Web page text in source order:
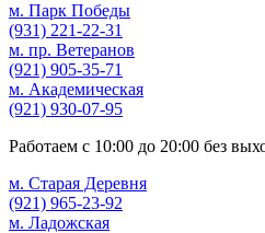
м. Парк Победы
(931) 221-22-31
м. пр. Ветеранов
(921) 905-35-71
м. Академическая
(921) 930-07-95
Работаем с 10:00 до 20:00 без
м. Старая Деревня
(921) 965-23-92
м. Ладожская